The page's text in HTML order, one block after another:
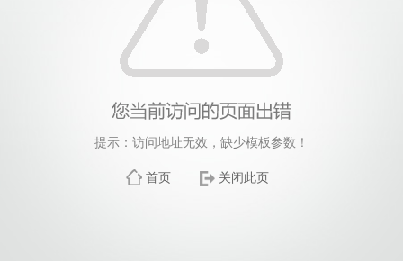
提示：访问地址无效，缺少模板参数！
首页 关闭此页